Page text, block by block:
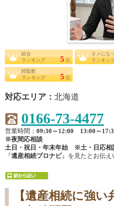
総合
ランキング
5 位
タメにな
ランキン
閲覧数
ランキング
5 位
対応エリア： 北海道
0166-73-4477
営業時間： 09:30～12:00 13:00～
※夜間応相談
土日・祝日・年末年始 ※土・日応相
『 遺産相続プロナビ』を見たとお伝え
【遺産相続に強